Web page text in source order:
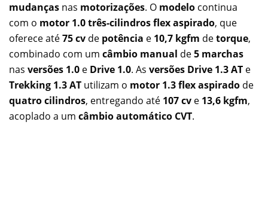
mudanças nas motorizações. O modelo continua
com o motor 1.0 três-cilindros flex aspirado, que
oferece até75 cv de potência e 10,7 kgfm detorque,
combinado com um câmbio manual de5 marchas
nas versões 1.0 e Drive 1.0. As versões Drive 1.3 AT e
Trekking 1.3 AT utilizam o motor 1.3 flex aspirado de
quatro cilindros, entregando até 107 cv e 13,6 kgfm,
acoplado a um câmbio automático CVT.